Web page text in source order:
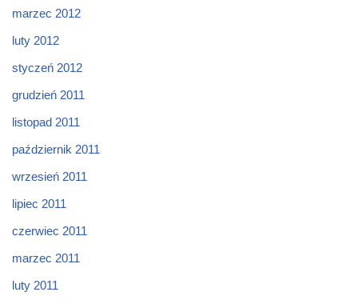
marzec 2012
luty 2012
styczeń 2012
grudzień 2011
listopad 2011
październik 2011
wrzesień 2011
lipiec 2011
czerwiec 2011
marzec 2011
luty 2011